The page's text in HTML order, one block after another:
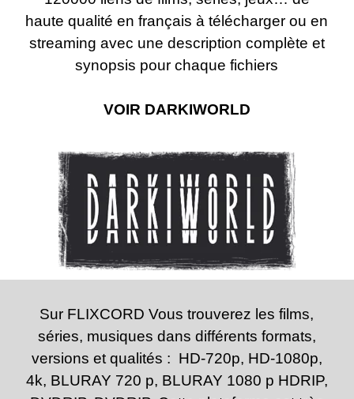
haute qualité en français à télécharger ou en
streaming avec une description complète et
synopsis pour chaque fichiers
VOIR DARKIWORLD
Sur FLIXCORD Vous trouverez les films,
séries, musiques dans différents formats,
versions et qualités : HD-720p, HD-1080p,
4k, BLURAY 720 p, BLURAY 1080 p HDRIP,